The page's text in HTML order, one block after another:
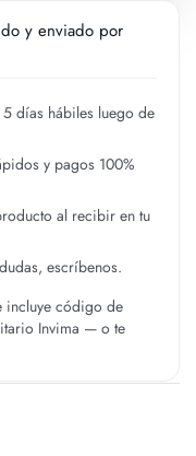
y enviado por
5 días hábiles luego de
y pagos 100%
al recibir en tu
escríbenos.
incluye código de
Invima — o te